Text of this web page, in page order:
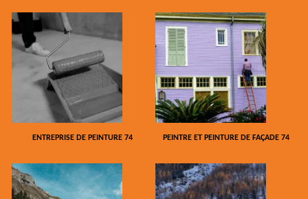
ENTREPRISE DE PEINTURE 74 PEINTRE ET PEINTURE DE FAÇADE 74